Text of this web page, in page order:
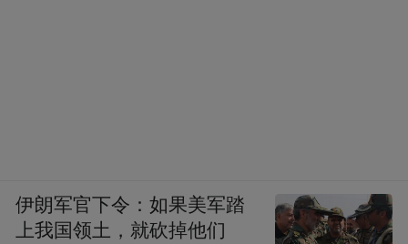
伊朗军官下令：如果美军踏
上我国领土，就砍掉他们